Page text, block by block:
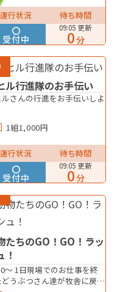
運行状況
受付中
待ち時間
09:05 更新
0分
ル行進隊のお手伝い
ルさんの行進をお手伝いしよ
1組1,000円
運行状況
受付中
待ち時間
09:05 更新
0分
たちのGO！GO！ラッ
！
～ 1日現場でのお仕事を終
どうぶつさん達が牧舎に戻る